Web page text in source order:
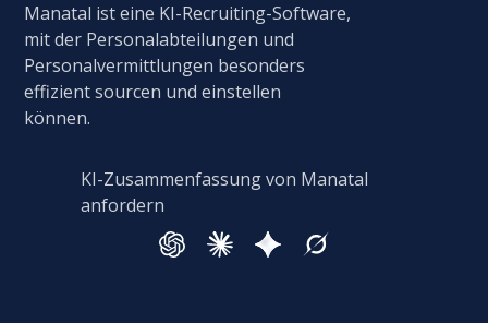
Manatal ist eine KI-Recruiting-Software,
mit der Personalabteilungen und
Personalvermittlungen besonders
effizient sourcen und einstellen
können.
KI-Zusammenfassung von Manatal
anfordern